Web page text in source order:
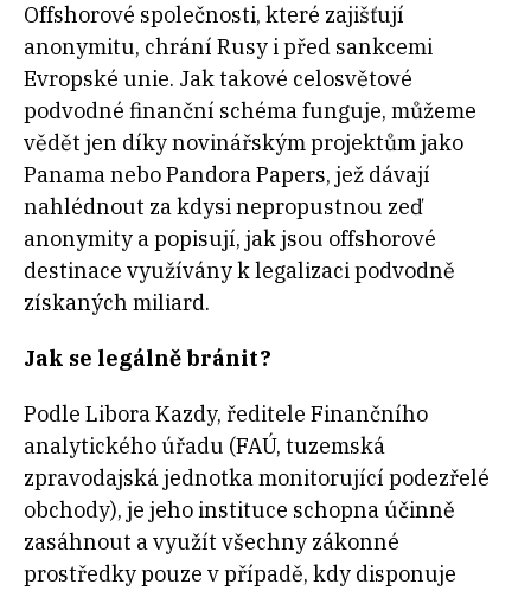
Offshorové společnosti, které zajišťují
anonymitu, chrání Rusy i před sankcemi
Evropské unie. Jak takové celosvětové
podvodné finanční schéma funguje, můžeme
vědět jen díky novinářským projektům jako
Panama nebo Pandora Papers, jež dávají
nahlédnout za kdysi nepropustnou zeď
anonymity a popisují, jak jsou offshorové
destinace využívány k legalizaci podvodně
získaných miliard.
Jak se legálně bránit?
Podle Libora Kazdy, ředitele Finančního
analytického úřadu (FAÚ, tuzemská
zpravodajská jednotka monitorující podezřelé
obchody), je jeho instituce schopna účinně
zasáhnout a využít všechny zákonné
prostředky pouze v případě, kdy disponuje